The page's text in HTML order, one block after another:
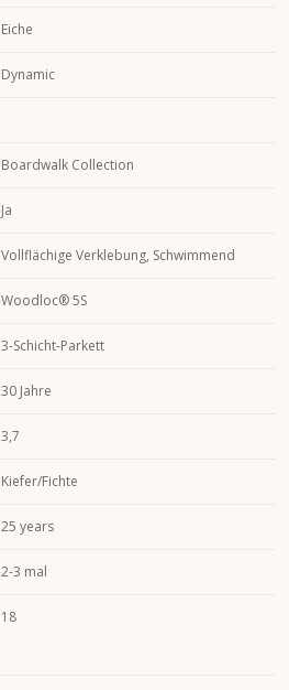
Eiche
Dynamic
Boardwalk Collection
Ja
Vollflächige Verklebung, Schwimmend
Woodloc® 5S
3-Schicht-Parkett
30 Jahre
3,7
Kiefer/Fichte
25 years
2-3 mal
18